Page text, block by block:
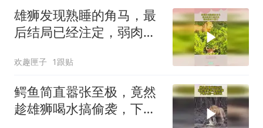
雄狮发现熟睡的角马，最
后结局已经注定，弱肉强
欢趣匣子 1跟贴
鳄鱼简直嚣张至极，竟然
趁雄狮喝水搞偷袭，下幕